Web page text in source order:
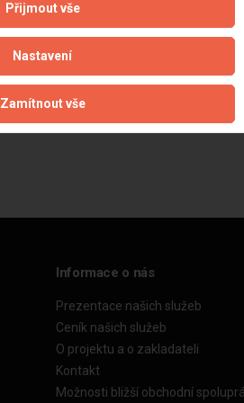
Informace o nás
Prezentace našich služeb
Ceník našich služeb
O projektu a o zakladateli
Kontakt
Možnosti bližší obchodní
Přijmout vše
Nastavení
Zamítnout vše